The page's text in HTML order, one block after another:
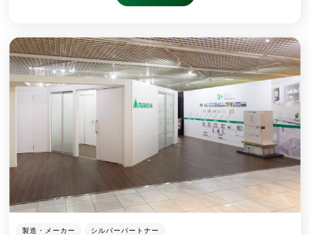
製造・メーカー シルバーパートナー